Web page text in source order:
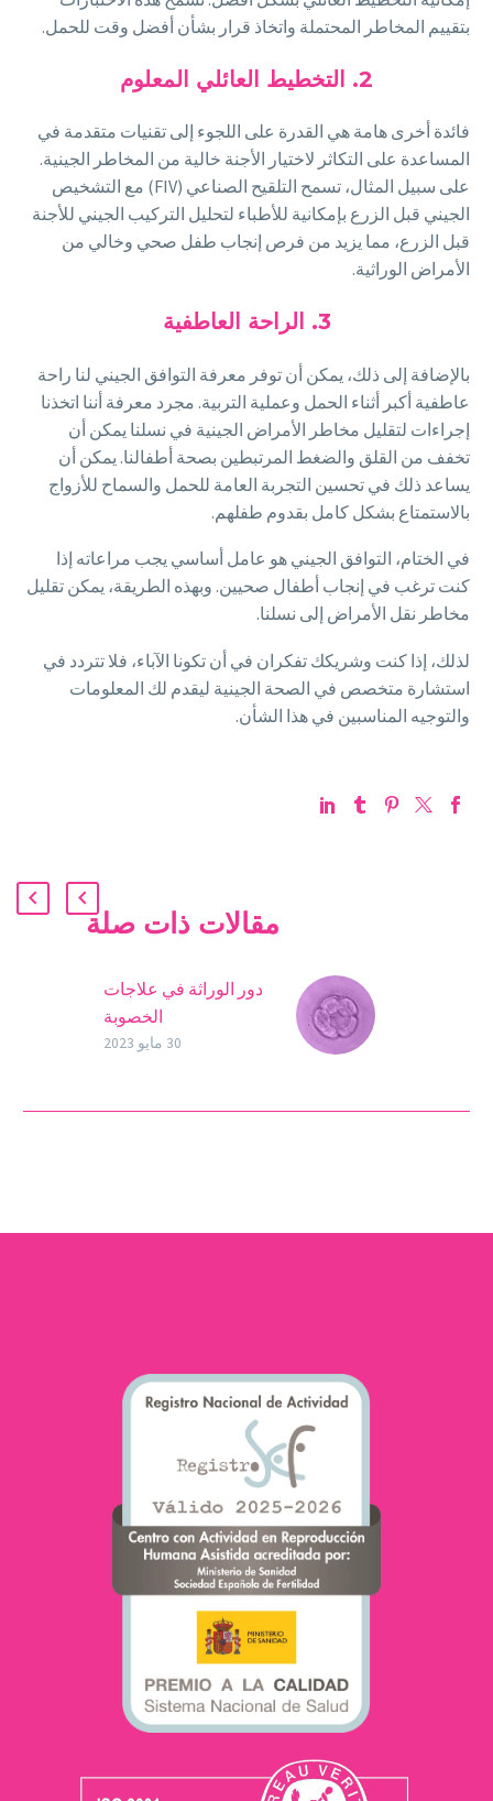
بتقييم المخاطر المحتملة واتخاذ قرار بشأن أفضل وقت للحمل.
2. التخطيط العائلي المعلوم
فائدة أخرى هامة هي القدرة على اللجوء إلى تقنيات متقدمة في
المساعدة على التكاثر لاختيار الأجنة خالية من المخاطر الجينية.
على سبيل المثال، تسمح التلقيح الصناعي (FIV) مع التشخيص
الجيني قبل الزرع بإمكانية للأطباء لتحليل التركيب الجيني للأجنة
قبل الزرع، مما يزيد من فرص إنجاب طفل صحي وخالي من
الأمراض الوراثية.
3. الراحة العاطفية
بالإضافة إلى ذلك، يمكن أن توفر معرفة التوافق الجيني لنا راحة
عاطفية أكبر أثناء الحمل وعملية التربية. مجرد معرفة أننا اتخذنا
إجراءات لتقليل مخاطر الأمراض الجينية في نسلنا يمكن أن
تخفف من القلق والضغط المرتبطين بصحة أطفالنا. يمكن أن
يساعد ذلك في تحسين التجربة العامة للحمل والسماح للأزواج
بالاستمتاع بشكل كامل بقدوم طفلهم.
في الختام، التوافق الجيني هو عامل أساسي يجب مراعاته إذا
كنت ترغب في إنجاب أطفال صحيين. وبهذه الطريقة، يمكن تقليل
مخاطر نقل الأمراض إلى نسلنا.
لذلك، إذا كنت وشريكك تفكران في أن تكونا الآباء، فلا تتردد في
استشارة متخصص في الصحة الجينية ليقدم لك المعلومات
والتوجيه المناسبين في هذا الشأن.
مقالات ذات صلة
دور الوراثة في علاجات
الخصوبة
الجينات، التي تتواجد في كل
30 مايو 2023